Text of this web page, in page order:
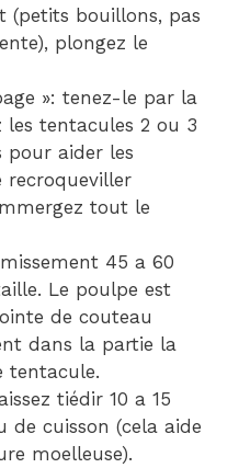
(petits bouillons, pas
plongez le
»: tenez-le par la
tentacules 2 ou 3
pour aider les
recroqueviller
tout le
45 a 60
Le poulpe est
de couteau
dans la partie la
tentacule.
tiédir 10 a 15
de cuisson (cela aide
moelleuse).